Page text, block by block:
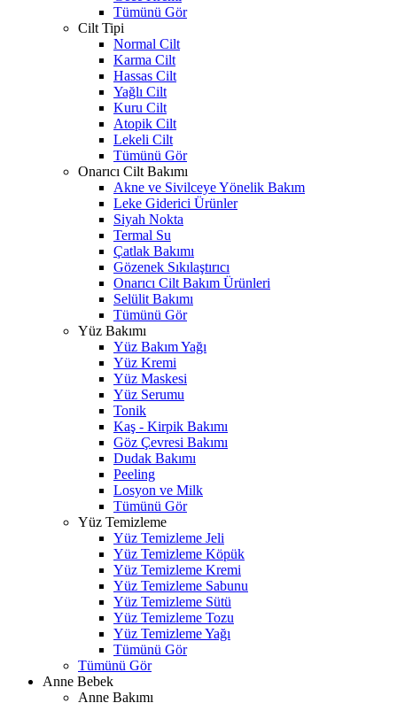
Tümünü Gör
Cilt Tipi
Normal Cilt
Karma Cilt
Hassas Cilt
Yağlı Cilt
Kuru Cilt
Atopik Cilt
Lekeli Cilt
Tümünü Gör
Onarıcı Cilt Bakımı
Akne ve Sivilceye Yönelik Bakım
Leke Giderici Ürünler
Siyah Nokta
Termal Su
Çatlak Bakımı
Gözenek Sıkılaştırıcı
Onarıcı Cilt Bakım Ürünleri
Selülit Bakımı
Tümünü Gör
Yüz Bakımı
Yüz Bakım Yağı
Yüz Kremi
Yüz Maskesi
Yüz Serumu
Tonik
Kaş - Kirpik Bakımı
Göz Çevresi Bakımı
Dudak Bakımı
Peeling
Losyon ve Milk
Tümünü Gör
Yüz Temizleme
Yüz Temizleme Jeli
Yüz Temizleme Köpük
Yüz Temizleme Kremi
Yüz Temizleme Sabunu
Yüz Temizleme Sütü
Yüz Temizleme Tozu
Yüz Temizleme Yağı
Tümünü Gör
Tümünü Gör
Anne Bebek
Anne Bakımı